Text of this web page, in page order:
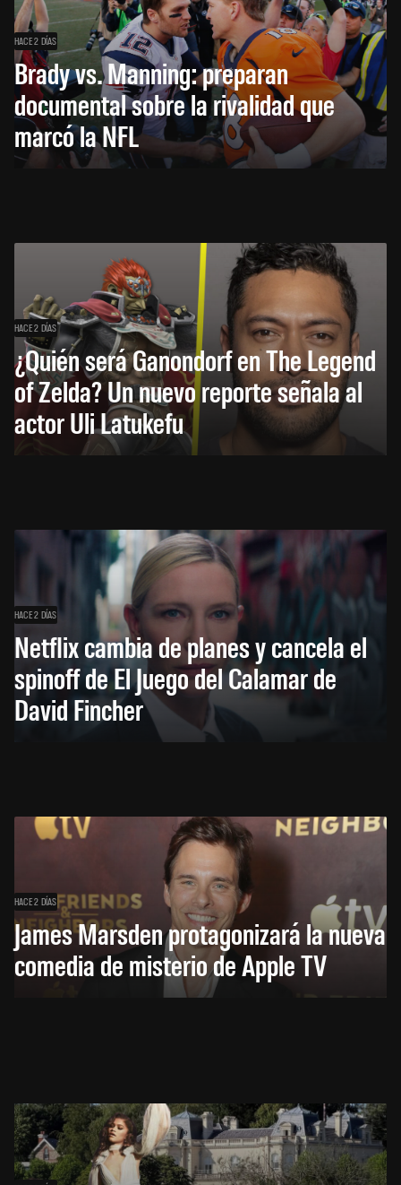
HACE 2 DÍAS
Brady vs. Manning: preparan
documental sobre la rivalidad que
marcó la NFL
HACE 2 DÍAS
¿Quién será Ganondorf en The Legend
of Zelda? Un nuevo reporte señala al
actor Uli Latukefu
HACE 2 DÍAS
Netflix cambia de planes y cancela el
spinoff de El Juego del Calamar de
David Fincher
HACE 2 DÍAS
James Marsden protagonizará la nueva
comedia de misterio de Apple TV